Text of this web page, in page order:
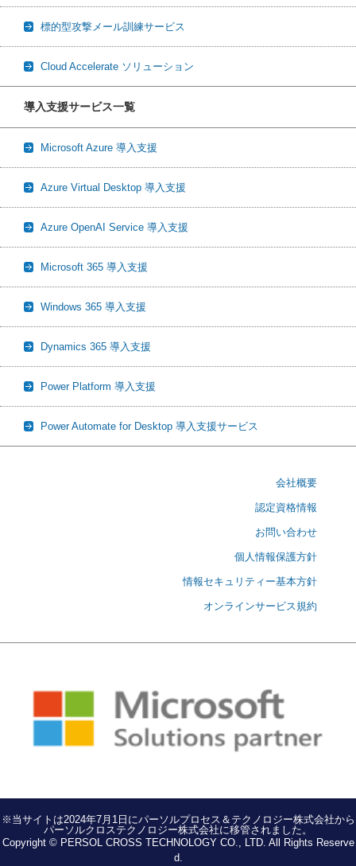
標的型攻撃メール訓練サービス
Cloud Accelerate ソリューション
導入支援サービス一覧
Microsoft Azure 導入支援
Azure Virtual Desktop 導入支援
Azure OpenAI Service 導入支援
Microsoft 365 導入支援
Windows 365 導入支援
Dynamics 365 導入支援
Power Platform 導入支援
Power Automate for Desktop 導入支援サービス
会社概要
認定資格情報
お問い合わせ
個人情報保護方針
情報セキュリティー基本方針
オンラインサービス規約
※当サイトは2024年7月1日にパーソルプロセス＆テクノロジー株式会社から
パーソルクロステクノロジー株式会社に移管されました。
Copyright © PERSOL CROSS TECHNOLOGY CO., LTD. All Rights Reserve
d.